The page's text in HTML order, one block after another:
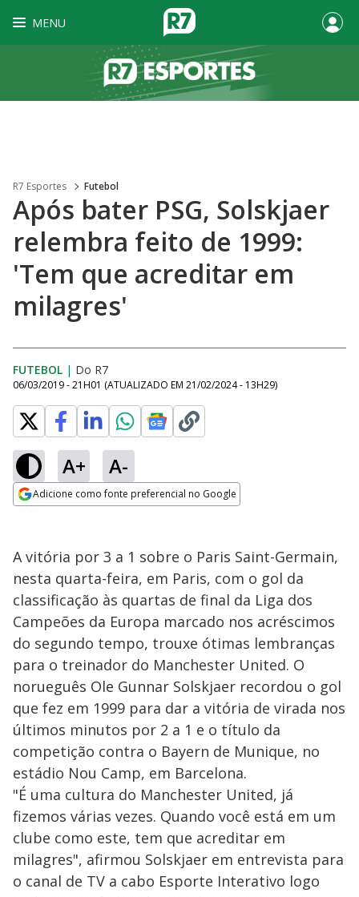
MENU
R7 Esportes Futebol
Após bater PSG, Solskjaer
relembra feito de 1999:
'Tem que acreditar em
milagres'
FUTEBOL | Do R7
06/03/2019 - 21H01 (ATUALIZADO EM 21/02/2024 - 13H29)
A+ A-
Adicione como fonte preferencial no Google
A vitória por 3 a 1 sobre o Paris Saint-Germain,
nesta quarta-feira, em Paris, com o gol da
classificação às quartas de final da Liga dos
Campeões da Europa marcado nos acréscimos
do segundo tempo, trouxe ótimas lembranças
para o treinador do Manchester United. O
norueguês Ole Gunnar Solskjaer recordou o gol
que fez em 1999 para dar a vitória de virada nos
últimos minutos por 2 a 1 e o título da
competição contra o Bayern de Munique, no
estádio Nou Camp, em Barcelona.
"É uma cultura do Manchester United, já
fizemos várias vezes. Quando você está em um
clube como este, tem que acreditar em
milagres", afirmou Solskjaer em entrevista para
o canal de TV a cabo Esporte Interativo logo